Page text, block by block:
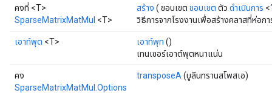
คงที่ <T>
SparseMatrixMatMul <T>
สร้าง ( ขอบเขต ขอบเขต ตัว ดำเนินการ
วิธีการจากโรงงานเพื่อสร้างคลาสที่ห่อ
เอาท์พุต <T> เอาท์พุท ()
เทนเซอร์เอาต์พุตหนาแน่น
คง
SparseMatrixMatMul.Options
transposeA (บูลีนทรานสโพสเอ)